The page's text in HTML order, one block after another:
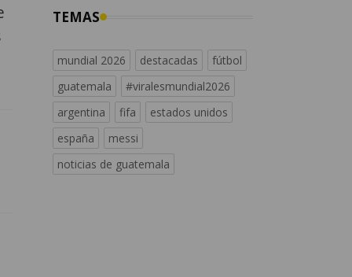
TEMAS
mundial 2026 destacadas
fútbol
guatemala
#viralesmundial2026
argentina
fifa
estados unidos
españa
messi
noticias de guatemala